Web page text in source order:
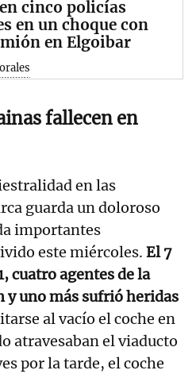
cinco policías
en un choque con
en Elgoibar
fallecen en
en las
guarda un doloroso
importantes
este miércoles. El 7
cuatro agentes de la
uno más sufrió heridas
al vacío el coche en
atravesaban el viaducto
por la tarde, el coche